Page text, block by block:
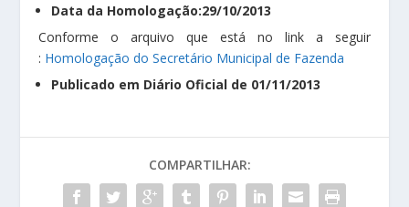
Data da Homologação:29/10/2013
Conforme o arquivo que está no link a seguir
: Homologação do Secretário Municipal de Fazenda
Publicado em Diário Oficial de 01/11/2013
COMPARTILHAR: